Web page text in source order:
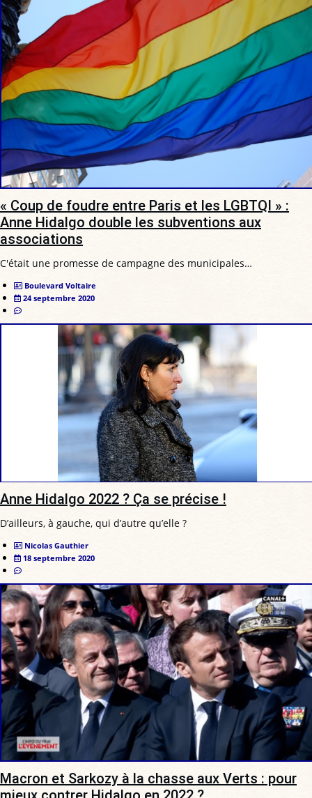
« Coup de foudre entre Paris et les LGBTQI » :
Anne Hidalgo double les subventions aux
associations
C'était une promesse de campagne des municipales…
Boulevard Voltaire
24 septembre 2020
Anne Hidalgo 2022 ? Ça se précise !
D’ailleurs, à gauche, qui d’autre qu’elle ?
Nicolas Gauthier
18 septembre 2020
Macron et Sarkozy à la chasse aux Verts : pour